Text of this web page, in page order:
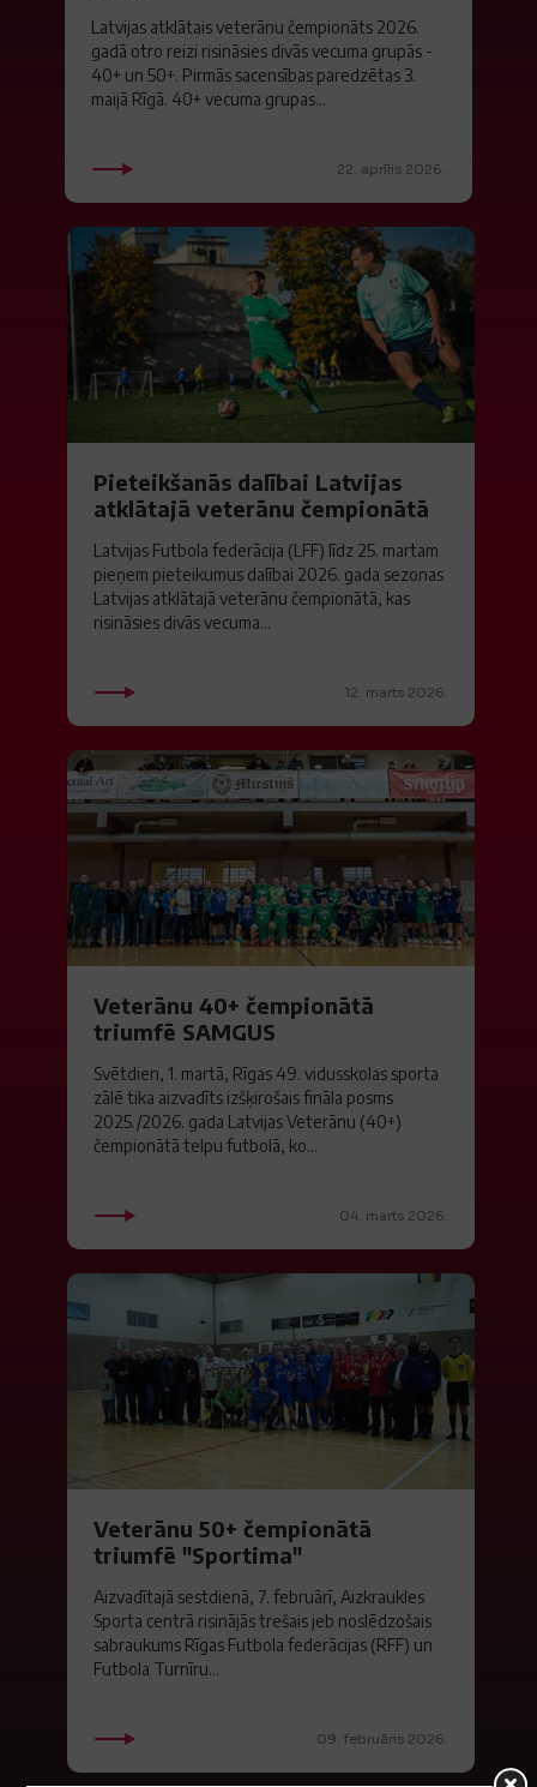
Latvijas atklātais veterānu čempionāts 2026.
gadā otro reizi risināsies divās vecuma grupās -
40+ un 50+. Pirmās sacensības paredzētas 3.
maijā Rīgā. 40+ vecuma grupas...
22. aprīlis 2026.
Pieteikšanās dalībai Latvijas
atklātajā veterānu čempionātā
Latvijas Futbola federācija (LFF) līdz 25. martam
pieņem pieteikumus dalībai 2026. gada sezonas
Latvijas atklātajā veterānu čempionātā, kas
risināsies divās vecuma...
12. marts 2026.
Veterānu 40+ čempionātā
triumfē SAMGUS
Svētdien, 1. martā, Rīgas 49. vidusskolas sporta
zālē tika aizvadīts izšķirošais fināla posms
2025./2026. gada Latvijas Veterānu (40+)
čempionātā telpu futbolā, ko...
04. marts 2026.
Veterānu 50+ čempionātā
triumfē "Sportima"
Aizvadītajā sestdienā, 7. februārī, Aizkraukles
Sporta centrā risinājās trešais jeb noslēdzošais
sabraukums Rīgas Futbola federācijas (RFF) un
Futbola Turnīru...
09. februāris 2026.